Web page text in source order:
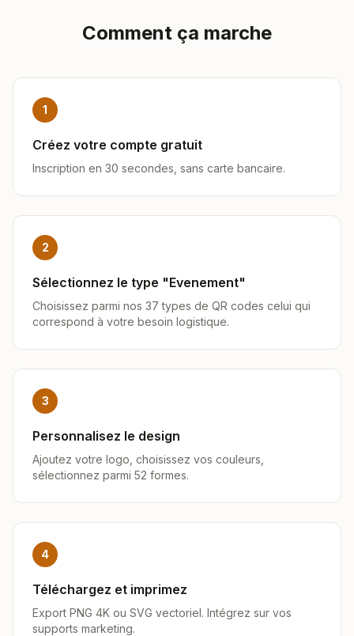
Comment ça marche
1
Créez votre compte gratuit
Inscription en 30 secondes, sans carte bancaire.
2
Sélectionnez le type "Evenement"
Choisissez parmi nos 37 types de QR codes celui qui
correspond à votre besoin logistique.
3
Personnalisez le design
Ajoutez votre logo, choisissez vos couleurs,
sélectionnez parmi 52 formes.
4
Téléchargez et imprimez
Export PNG 4K ou SVG vectoriel. Intégrez sur vos
supports marketing.